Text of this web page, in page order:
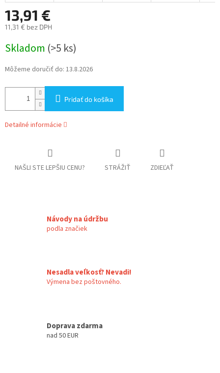
13,91 €
11,31 € bez DPH
cena:
Skladom (>5 ks)
Môžeme doručiť do: 13.8.2026
Pridať do košíka
Detailné informácie
NAŠLI STE LEPŠIU CENU? STRÁŽIŤ ZDIEĽAŤ
Návody na údržbu
podla značiek
Nesadla veľkosť? Nevadi!
Výmena bez poštovného.
Doprava zdarma
nad 50 EUR